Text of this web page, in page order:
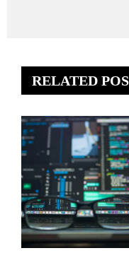
RELATED